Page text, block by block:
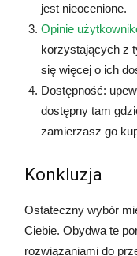
jest nieocenione.
Opinie
korzystających z
się więcej o ich
Dostępność:
dostępny tam
zamierzasz go
Konkluzja
Ostateczny wybór
Ciebie. Obydwa te
rozwiązaniami do